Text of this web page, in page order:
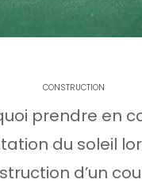
CONSTRUCTION
prendre en
du soleil
d’un